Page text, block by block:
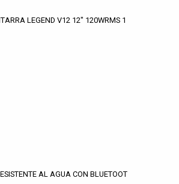
LEGEND V12 12" 120WRMS 1
AL AGUA CON BLUETOOT